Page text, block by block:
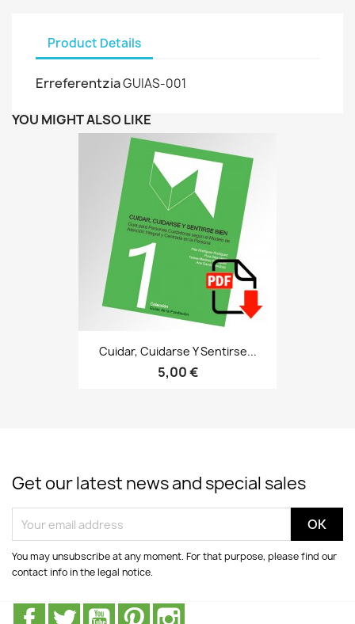
Product Details
ErreferentziaGUIAS-001
YOU MIGHT ALSO LIKE
Cuidar, Cuidarse Y Sentirse...
5,00 €
Get our latest news and special sales
You may unsubscribe at any moment. For that purpose, please find our
contact info in the legal notice.
Facebook
Twitter YoutubePinterest